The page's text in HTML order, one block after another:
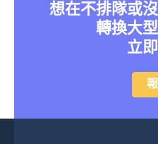
想在不排隊或
轉換大
立